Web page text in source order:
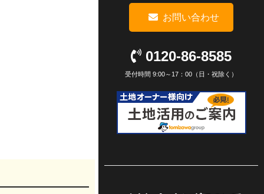
お問い合わせ
0120-86-8585
受付時間 9:00～17：00（日・祝除く）